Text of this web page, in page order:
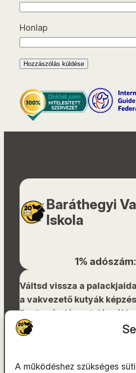
A működéshez szükséges
Honlap
Baráthegyi
Iskola
1%
Váltsd vissza a
a vakvezető kutyák
Bankszámlára utalásnál
QR-kódot!